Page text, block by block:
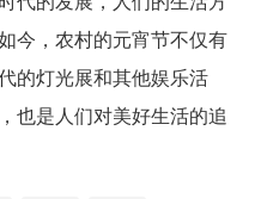
今，农村的元宵节不仅有
的灯光展和其他娱乐活
也是人们对美好生活的追